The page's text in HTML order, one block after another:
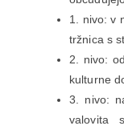
1. nivo: v
tržnica s
2. nivo:
kulturne
3. nivo:
valovita